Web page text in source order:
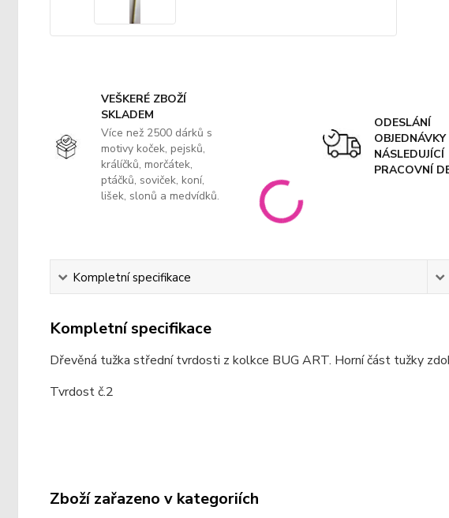
VEŠKERÉ ZBOŽÍ
SKLADEM
Více než 2500 dárků s
motivy koček, pejsků,
králíčků, morčátek,
ptáčků, soviček, koní,
lišek, slonů a medvídků.
ODESLÁNÍ
OBJEDNÁVKY
NÁSLEDUJÍCÍ
PRACOVNÍ
Kompletní specifikace
Kompletní specifikace
Dřevěná tužka střední tvrdosti z kolkce BUG ART. Horní část tužky
Tvrdost č.2
Zboží zařazeno v kategoriích